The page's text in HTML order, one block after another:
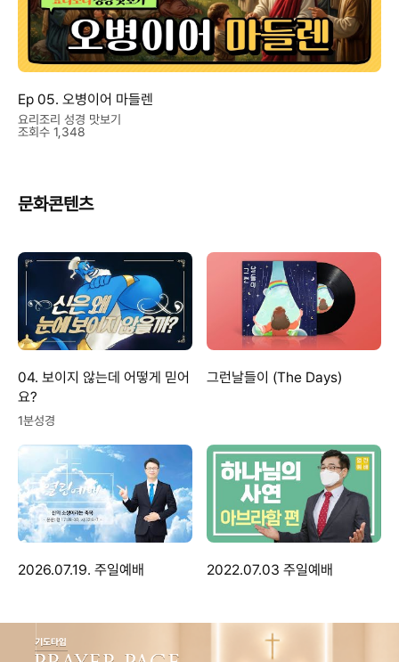
Ep 05. 오병이어 마들렌
요리조리 성경 맛보기
조회수 1,348
문화콘텐츠
04. 보이지 않는데 어떻게 믿어
요?
1분성경
그런날들이 (The Days)
2026.07.19. 주일예배 2022.07.03 주일예배